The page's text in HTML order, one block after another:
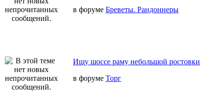
в форуме Бреветы. Рандоннеры
Ищу шоссе раму небольшой ростовки
в форуме Торг